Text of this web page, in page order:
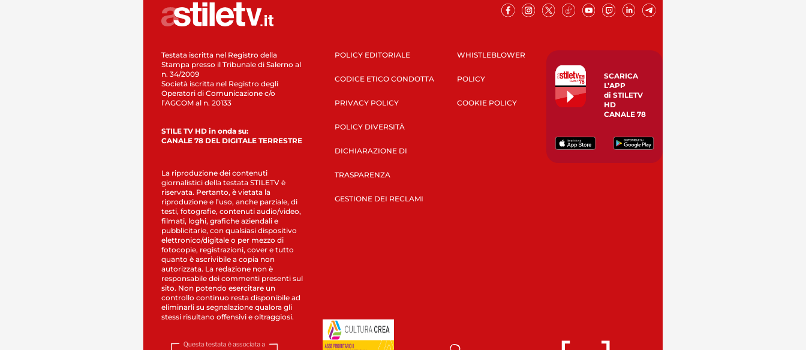
Testata iscritta nel Registro della
Stampa presso il Tribunale di Salerno al
n. 34/2009
Società iscritta nel Registro degli
Operatori di Comunicazione c/o
l’AGCOM al n. 20133
STILE TV HD in onda su:
CANALE 78 DEL DIGITALE TERRESTRE
La riproduzione dei contenuti
giornalistici della testata STILETV è
riservata. Pertanto, è vietata la
riproduzione e l’uso, anche parziale, di
testi, fotografie, contenuti audio/video,
filmati, loghi, grafiche aziendali e
pubblicitarie, con qualsiasi dispositivo
elettronico/digitale o per mezzo di
fotocopie, registrazioni, cover e tutto
quanto è ascrivibile a copia non
autorizzata. La redazione non è
responsabile dei commenti presenti sul
sito. Non potendo esercitare un
controllo continuo resta disponibile ad
eliminarli su segnalazione qualora gli
stessi risultano offensivi e oltraggiosi.
POLICY EDITORIALE
CODICE ETICO CONDOTTA
PRIVACY POLICY
POLICY DIVERSITÀ
DICHIARAZIONE DI
TRASPARENZA
GESTIONE DEI RECLAMI
WHISTLEBLOWER
POLICY
COOKIE POLICY
SCARICA
L’APP
di STILETV
HD
CANALE 78